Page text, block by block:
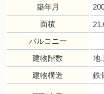
築年月
面積
バルコニー
建物階数
地
建物構造
鉄